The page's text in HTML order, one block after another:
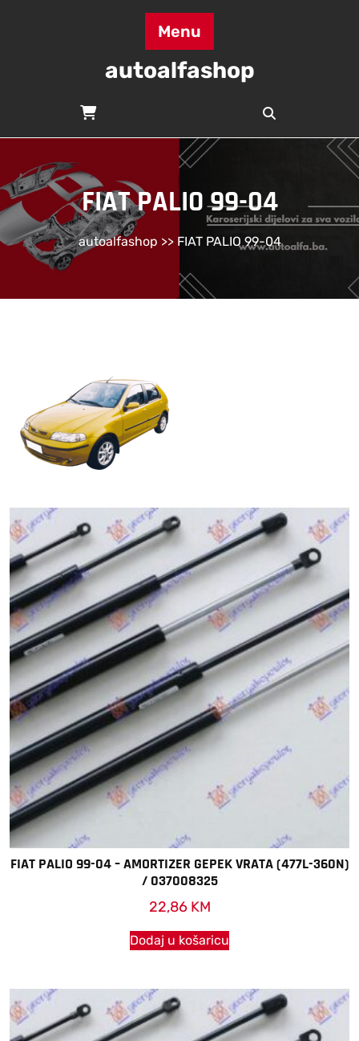
Menu
autoalfashop
FIAT PALIO 99-04
autoalfashop >> FIAT PALIO 99-04
FIAT PALIO 99-04 – AMORTIZER GEPEK VRATA (477L-360N)
/ 037008325
22,86 KM
Dodaj u košaricu